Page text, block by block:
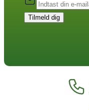
Tilmeld dig